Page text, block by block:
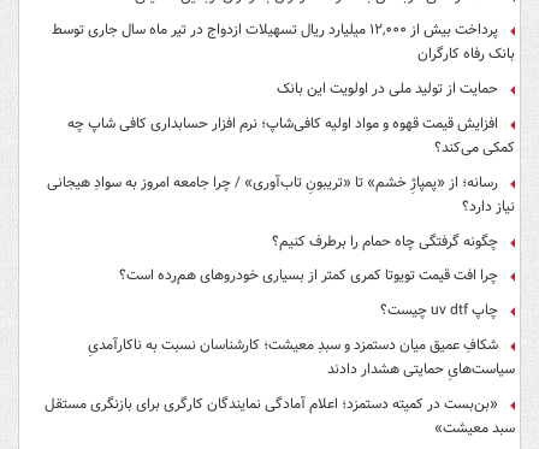
پرداخت بیش از ۱۲,۰۰۰ میلیارد ریال تسهیلات ازدواج در تیر ماه سال جاری توسط
بانک رفاه کارگران
حمایت از تولید ملی در اولویت این بانک
افزایش قیمت قهوه و مواد اولیه کافی‌شاپ؛ نرم افزار حسابداری کافی شاپ چه
کمکی می‌کند؟
رسانه؛ از «پمپاژِ خشم» تا «تریبونِ تاب‌آوری» / چرا جامعه امروز به سوادِ هیجانی
نیاز دارد؟
چگونه گرفتگی چاه حمام را برطرف کنیم؟
چرا افت قیمت تویوتا کمری کمتر از بسیاری خودروهای هم‌رده است؟
چاپ uv dtf چیست؟
شکافِ عمیق میان دستمزد و سبدِ معیشت؛ کارشناسان نسبت به ناکارآمدیِ
سیاست‌هایِ حمایتی هشدار دادند
«بن‌بست در کمیته دستمزد؛ اعلام آمادگی نمایندگان کارگری برای بازنگری مستقل
سبد معیشت»